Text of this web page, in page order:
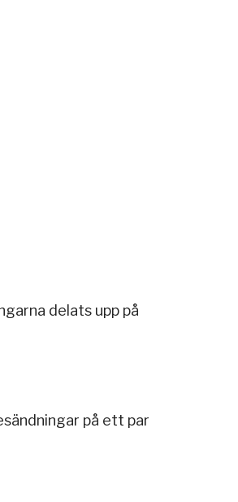
delats upp på
på ett par